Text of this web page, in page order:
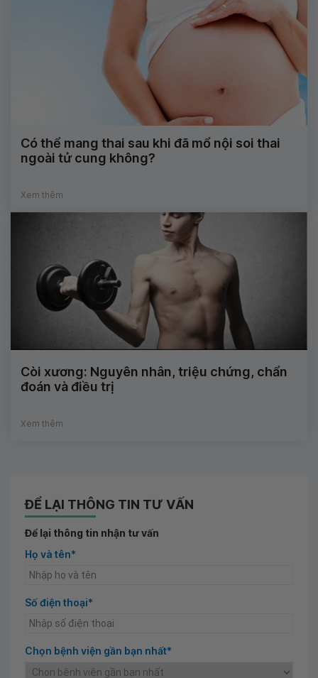
Có thể mang thai sau khi đã mổ nội soi thai
ngoài tử cung không?
Xem thêm
Còi xương: Nguyên nhân, triệu chứng, chẩn
đoán và điều trị
Xem thêm
ĐỂ LẠI THÔNG TIN TƯ VẤN
Để lại thông tin nhận tư vấn
Họ và tên*
Số điện thoại*
Chọn bệnh viện gần bạn nhất*